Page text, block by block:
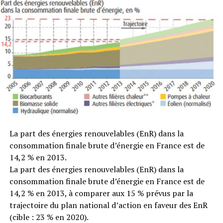
– 12,8 millions de tonnes de petits équipements (tels
que les aspirateurs, micro-ondes, grille-pain, rasoirs
électriques et des caméras vidéo) ;
– 11,8 millions de tonnes de gros équipements
(machines à laver, sèche-linge, lave-vaisselle, cuisinières
électriques et panneaux photovoltaïques) ;
– 7 millions de tonnes de réfrigérateurs et
– 6,3 millions de tonnes d’écrans ;
– 3 millions de tonnes de petit matériel des
technologies de l’information et de communication
(téléphones portables, tablettes, ordinateurs, etc.) ;
– 1 million de tonnes de lampes.
La part des énergies renouvelables (EnR) dans la
consommation finale brute d’énergie en France est de
14,2 % en 2013.
La part des énergies renouvelables (EnR) dans la
consommation finale brute d’énergie en France est de
14,2 % en 2013, à comparer aux 15 % prévus par la
trajectoire du plan national d’action en faveur des EnR
(cible : 23 % en 2020).